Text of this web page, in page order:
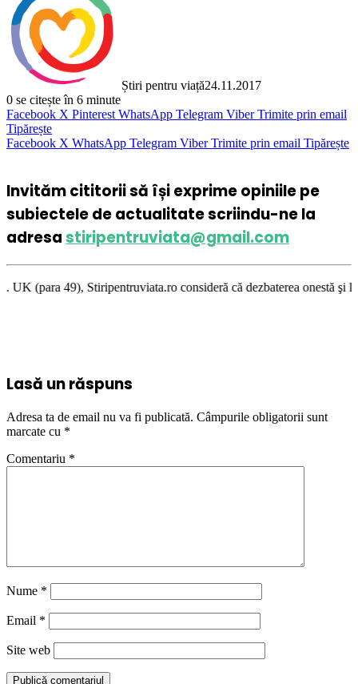
Știri pentru viață24.11.2017
0 se citește în 6 minute
Facebook X Pinterest WhatsApp Telegram Viber Trimite prin email
Tipărește
Facebook X WhatsApp Telegram Viber Trimite prin email Tipărește
Invităm cititorii să își exprime opiniile pe
subiectele de actualitate scriindu-ne la
adresastiripentruviata@gmail.com
consideră că dezbaterea onestă şi libertatea
Lasă un răspuns
Adresa ta de email nu va fi publicată. Câmpurile obligatorii sunt
marcate cu *
Comentariu *
Nume *
Email *
Site web